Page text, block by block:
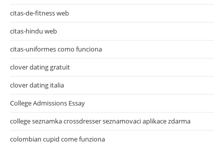
citas-de-fitness web
citas-hindu web
citas-uniformes como funciona
clover dating gratuit
clover dating italia
College Admissions Essay
college seznamka crossdresser seznamovaci aplikace zdarma
colombian cupid come funziona